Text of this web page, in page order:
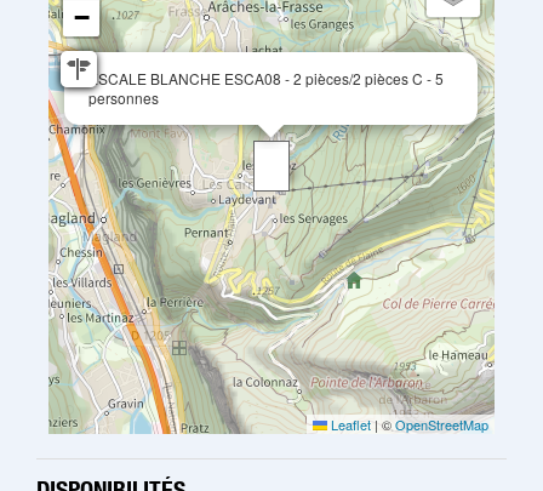
ESCALE BLANCHE ESCA08 - 2 pièces/2 pièces C - 5
personnes
−
Leaflet | ©OpenStreetMap